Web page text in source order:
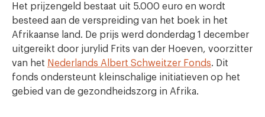
Het prijzengeld bestaat uit 5.000 euro en wordt
besteed aan de verspreiding van het boek in het
Afrikaanse land. De prijs werd donderdag 1 december
uitgereikt door jurylid Frits van der Hoeven, voorzitter
van het Nederlands Albert Schweitzer Fonds. Dit
fonds ondersteunt kleinschalige initiatieven op het
gebied van de gezondheidszorg in Afrika.